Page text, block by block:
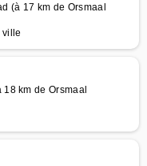
(à 17 km de Orsmaal
ville
km de Orsmaal